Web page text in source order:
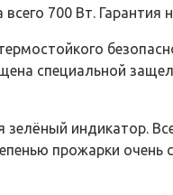
700 Вт. Гарантия
специальной
индикатор.
прожарки очень